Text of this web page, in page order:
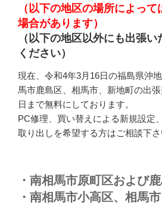
（以下の地区の場所によっ
場合があります）
（以下の地区以外にも出張
ください）
現在、令和4年3月16日の福島県沖
馬市鹿島区、相馬市、新地町の出
日まで無料にしております。
PC修理、買い替えによる新規設定
取り出しを希望する方はご相談下さ
・南相馬市原町区および
・南相馬市小高区、相馬